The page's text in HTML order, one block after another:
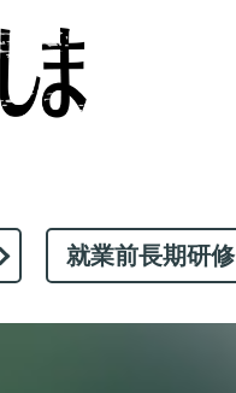
就業前長期研修